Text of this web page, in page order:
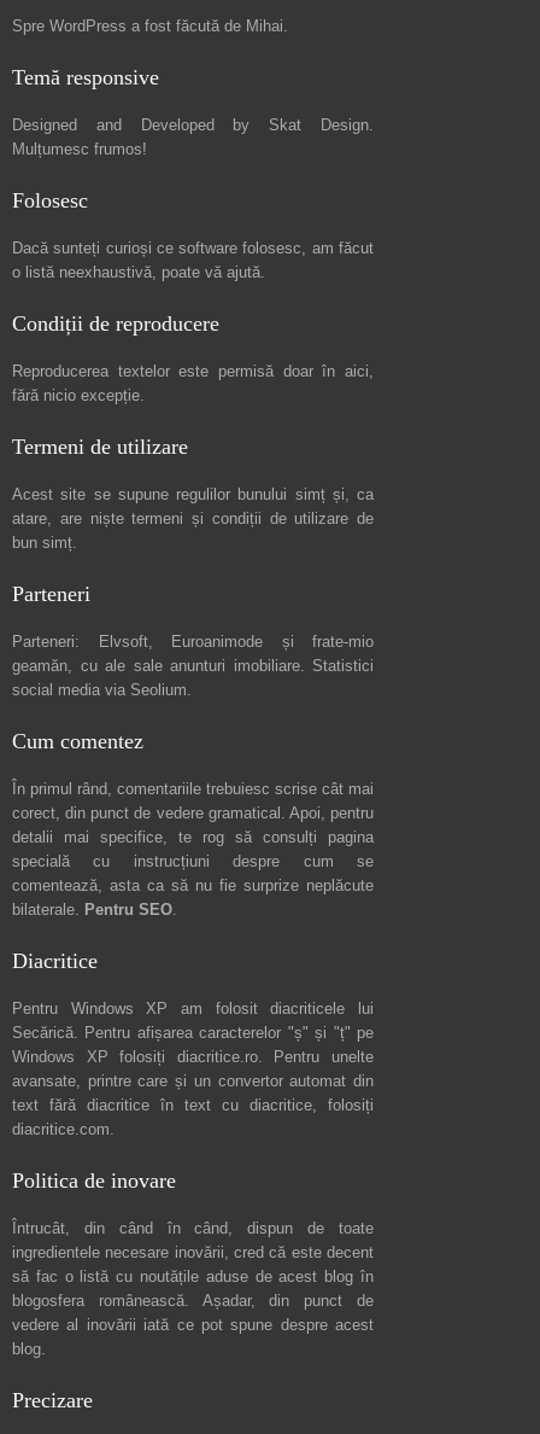
Spre WordPress a fost făcută de Mihai.
Temă responsive
Designed and Developed by Skat Design.
Mulțumesc frumos!
Folosesc
Dacă sunteți curioși ce software folosesc, am făcut
o listă neexhaustivă, poate vă ajută.
Condiții de reproducere
Reproducerea textelor este permisă doar în aici,
fără nicio excepție.
Termeni de utilizare
Acest site se supune regulilor bunului simț și, ca
atare, are niștetermeni și condiții de utilizare de
bun simț.
Parteneri
Parteneri: Elvsoft, Euroanimode și frate-mio
geamăn, cu ale sale anunturi imobiliare. Statistici
social media via Seolium.
Cum comentez
În primul rând, comentariile trebuiesc scrise cât mai
corect, din punct de vedere gramatical. Apoi, pentru
detalii mai specifice, te rog să consulți pagina
specială cu instrucțiuni despre cum se
comentează, asta ca să nu fie surprize neplăcute
bilaterale. Pentru SEO.
Diacritice
Pentru Windows XP am folosit diacriticele lui
Secărică. Pentru afișarea caracterelor "ș" și "ț" pe
Windows XP folosiți diacritice.ro. Pentru unelte
avansate, printre care și un convertor automat din
text fără diacritice în text cu diacritice, folosiți
diacritice.com.
Politica de inovare
Întrucât, din când în când, dispun de toate
ingredientele necesare inovării, cred că este decent
să fac o listă cu noutățile aduse de acest blog în
blogosfera românească. Așadar, din punct de
vedere al inovării iată ce pot spune despre acest
blog.
Precizare